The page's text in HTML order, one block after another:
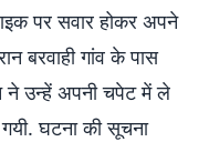
पर सवार होकर अपने
बरवाही गांव के पास
ने उन्हें अपनी चपेट में ले
घटना की सूचना